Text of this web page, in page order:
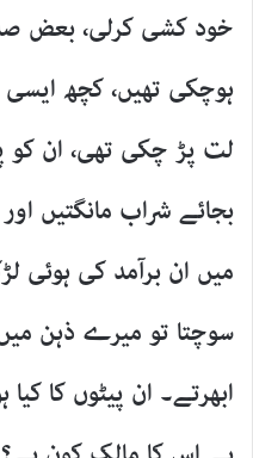
خود کشی کرلی، بعض
ہوچکی تھیں، کچھ
لت پڑ چکی تھی، ان کو
بجائے شراب مانگتیں
میں ان برآمد کی ہوئی
سوچتا تو میرے ذہن
ابھرتے۔ ان پیٹوں کا